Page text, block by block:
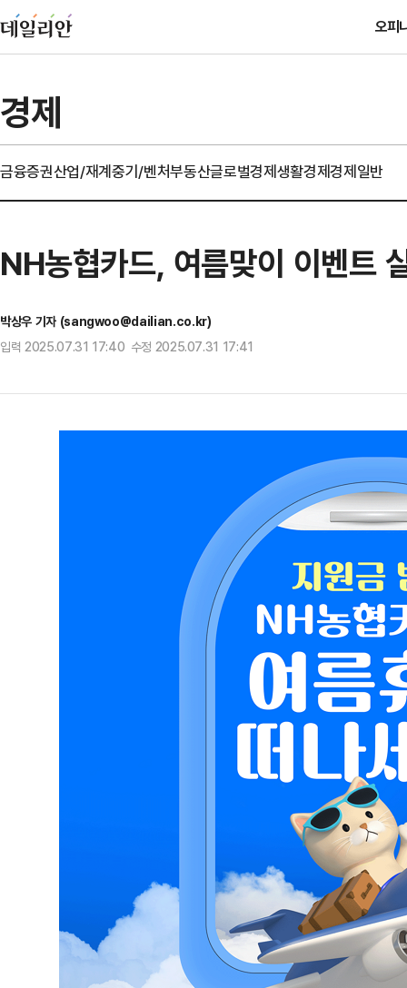
오피
경제
금융증권산업/재계중기/벤처부동산글로벌경제생활경제경제일반
NH농협카드, 여름맞이 이벤트
박상우 기자 (sangwoo@dailian.co.kr)
입력 2025.07.31 17:40 수정 2025.07.31 17:41